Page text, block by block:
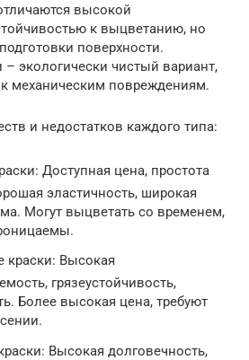
высокой
к выцветанию, но
поверхности.
экологически чистый вариант,
механическим повреждениям.
и недостатков каждого типа:
Доступная цена, простота
эластичность, широкая
Могут выцветать со временем,
Высокая
грязеустойчивость,
Более высокая цена, требуют
Высокая долговечность,